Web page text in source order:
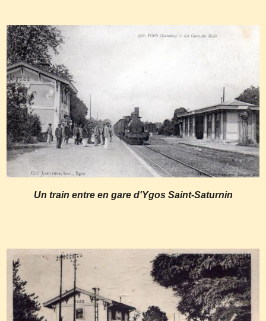
Un train entre en gare d'Ygos Saint-Saturnin